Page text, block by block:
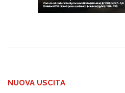
NUOVA USCITA